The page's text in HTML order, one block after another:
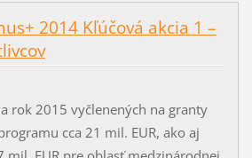
2014 Kľúčová akcia 1 –
rok 2015 vyčlenených na granty
cca 21 mil. EUR, ako aj